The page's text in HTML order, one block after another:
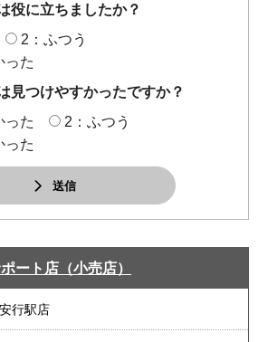
役に立ちましたか？
2：ふつう
った
見つけやすかったですか？
った
2：ふつう
った
送信
ート店（小売店）
行駅店